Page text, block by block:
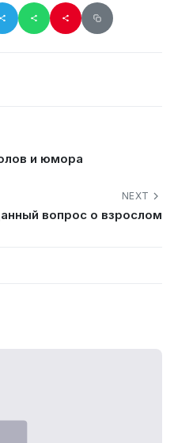
и юмора
NEXT
вопрос о взрослом